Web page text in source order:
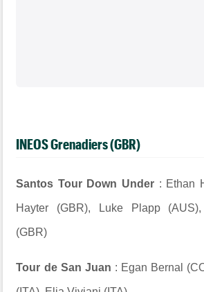
INEOS Grenadiers (GBR)
Santos Tour Down Under : Ethan
Hayter (GBR), Luke Plapp
(GBR)
Tour de San Juan : Egan Bernal